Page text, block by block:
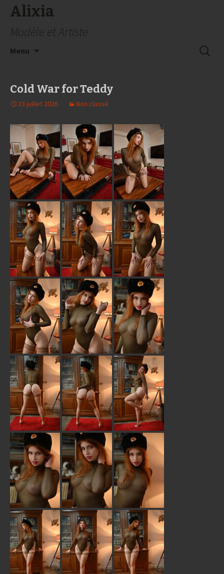
Alixia
Modèle et Artiste
Menu
Cold War for Teddy
23 juillet 2026 Non classé